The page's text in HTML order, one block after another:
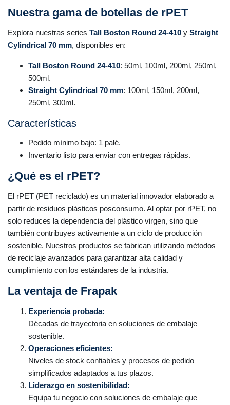
Nuestra gama de botellas de rPET
Explora nuestras series Tall Boston Round 24-410 y Straight
Cylindrical 70 mm, disponibles en:
Tall Boston Round 24-410: 50ml, 100ml, 200ml, 250ml,
500ml.
Straight Cylindrical 70 mm: 100ml, 150ml, 200ml,
250ml, 300ml.
Características
Pedido mínimo bajo: 1 palé.
Inventario listo para enviar con entregas rápidas.
¿Qué es el rPET?
El rPET (PET reciclado) es un material innovador elaborado a
partir de residuos plásticos posconsumo. Al optar por rPET, no
solo reduces la dependencia del plástico virgen, sino que
también contribuyes activamente a un ciclo de producción
sostenible. Nuestros productos se fabrican utilizando métodos
de reciclaje avanzados para garantizar alta calidad y
cumplimiento con los estándares de la industria.
La ventaja de Frapak
Experiencia probada:
Décadas de trayectoria en soluciones de embalaje
sostenible.
Operaciones eficientes:
Niveles de stock confiables y procesos de pedido
simplificados adaptados a tus plazos.
Liderazgo en sostenibilidad:
Equipa tu negocio con soluciones de embalaje que